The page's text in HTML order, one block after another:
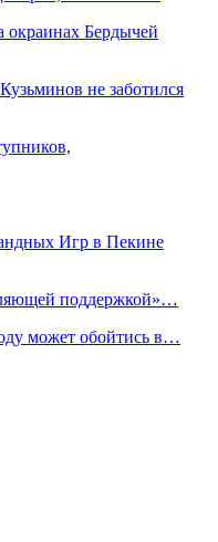
Бердычей
не заботился
Игр в Пекине
поддержкой»…
может обойтись в…